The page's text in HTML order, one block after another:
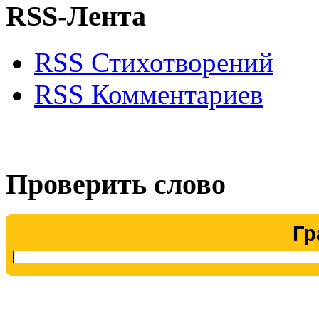
RSS-Лента
RSS Стихотворений
RSS Комментариев
Проверить слово